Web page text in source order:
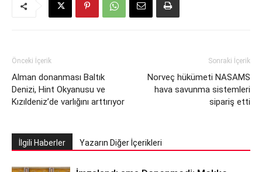
Önceki İçerik
Alman donanması Baltık
Denizi, Hint Okyanusu ve
Kızıldeniz’de varlığını arttırıyor
Sonraki İçerik
Norveç hükümeti NASAMS
hava savunma sistemleri
sipariş etti
İlgili Haberler Yazarın Diğer İçerikleri